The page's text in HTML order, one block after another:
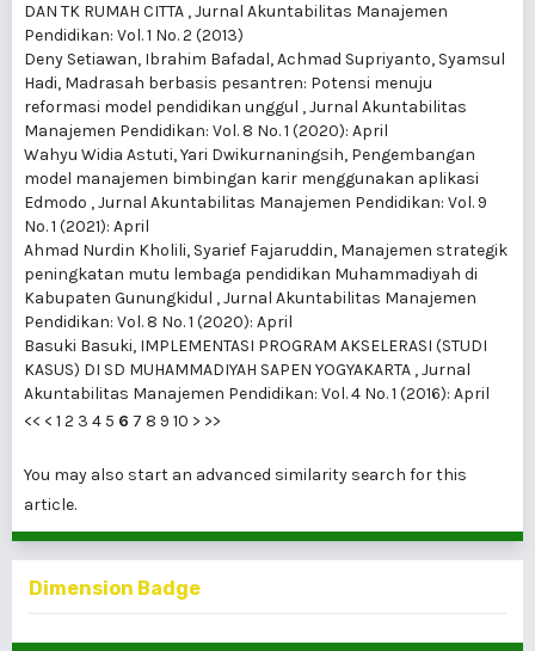
DAN TK RUMAH CITTA ,Jurnal Akuntabilitas Manajemen
Pendidikan: Vol. 1 No. 2 (2013)
Deny Setiawan, Ibrahim Bafadal, Achmad Supriyanto, Syamsul
Hadi, Madrasah berbasis pesantren: Potensi menuju
reformasi model pendidikan unggul ,Jurnal Akuntabilitas
Manajemen Pendidikan: Vol. 8 No. 1 (2020): April
Wahyu Widia Astuti, Yari Dwikurnaningsih, Pengembangan
model manajemen bimbingan karir menggunakan aplikasi
Edmodo ,Jurnal Akuntabilitas Manajemen Pendidikan: Vol. 9
No. 1 (2021): April
Ahmad Nurdin Kholili, Syarief Fajaruddin, Manajemen strategik
peningkatan mutu lembaga pendidikan Muhammadiyah di
Kabupaten Gunungkidul ,Jurnal Akuntabilitas Manajemen
Pendidikan: Vol. 8 No. 1 (2020): April
Basuki Basuki, IMPLEMENTASI PROGRAM AKSELERASI (STUDI
KASUS) DI SD MUHAMMADIYAH SAPEN YOGYAKARTA ,Jurnal
Akuntabilitas Manajemen Pendidikan: Vol. 4 No. 1 (2016): April
<< < 1 2 3 4 5 6 7 8 9 10 > >>
You may also start an advanced similarity search for this
article.
Dimension Badge